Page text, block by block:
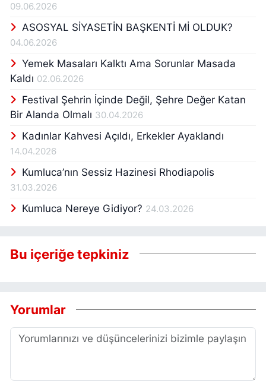
09.06.2026
ASOSYAL SİYASETİN BAŞKENTİ Mİ OLDUK?
04.06.2026
Yemek Masaları Kalktı Ama Sorunlar Masada
Kaldı 02.06.2026
Festival Şehrin İçinde Değil, Şehre Değer Katan
Bir Alanda Olmalı 30.04.2026
Kadınlar Kahvesi Açıldı, Erkekler Ayaklandı
14.04.2026
Kumluca’nın Sessiz Hazinesi Rhodiapolis
31.03.2026
Kumluca Nereye Gidiyor? 24.03.2026
Bu içeriğe tepkiniz
Yorumlar